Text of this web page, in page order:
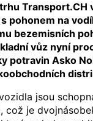
Transport.CH
pohonem na
bezemisních
vůz nyní
potravin Asko
jsou
což je